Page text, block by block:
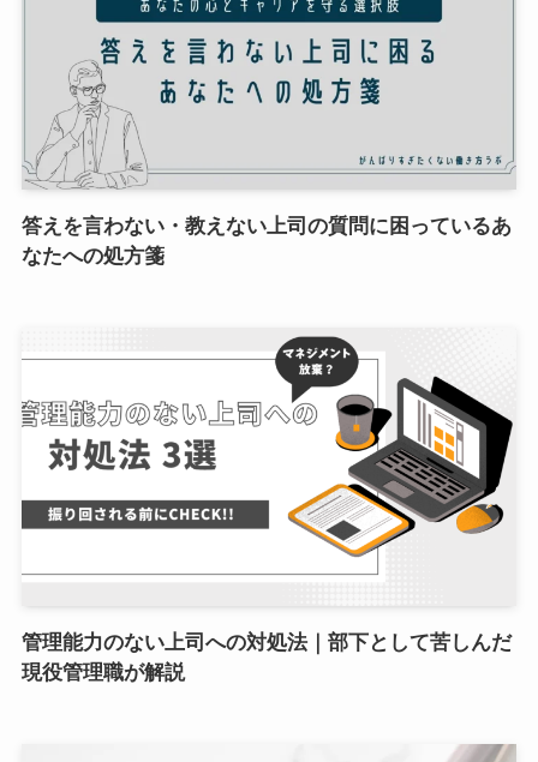
答えを言わない・教えない上司の質問に困っているあ
なたへの処方箋
管理能力のない上司への対処法｜部下として苦しんだ
現役管理職が解説